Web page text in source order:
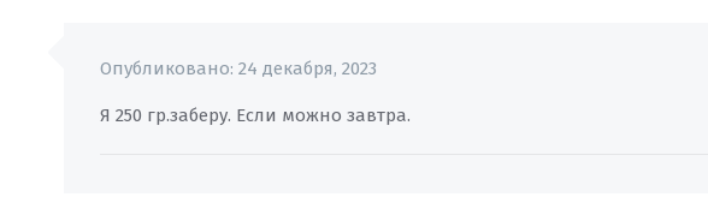
Опубликовано:24 декабря, 2023
Я 250 гр.заберу. Если можно завтра.